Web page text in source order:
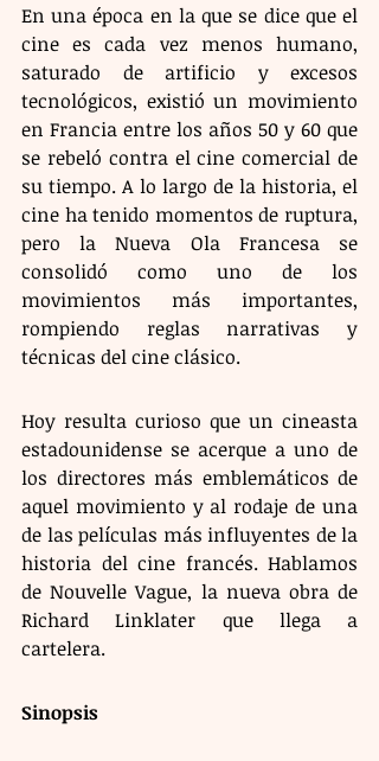
En una época en la que se dice que el
cine es cada vez menos humano,
saturado de artificio y excesos
tecnológicos, existió un movimiento
en Francia entre los años 50 y 60 que
se rebeló contra el cine comercial de
su tiempo. A lo largo de la historia, el
cine ha tenido momentos de ruptura,
pero la Nueva Ola Francesa se
consolidó como uno de los
movimientos más importantes,
rompiendo reglas narrativas y
técnicas del cine clásico.
Hoy resulta curioso que un cineasta
estadounidense se acerque a uno de
los directores más emblemáticos de
aquel movimiento y al rodaje de una
de las películas más influyentes de la
historia del cine francés. Hablamos
de Nouvelle Vague, la nueva obra de
Richard Linklater que llega a
cartelera.
Sinopsis